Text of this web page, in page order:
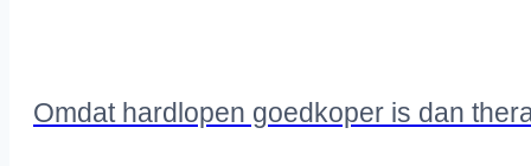
Omdat hardlopen goedkoper is dan